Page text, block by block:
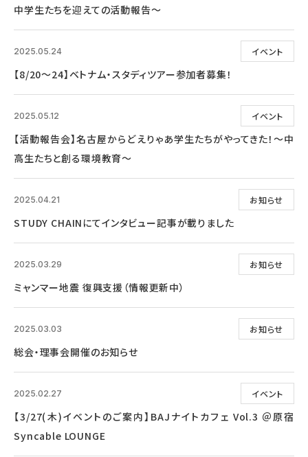
中学生たちを迎えての活動報告～
イベント
2025.05.24
【8/20～24】ベトナム・スタディツアー参加者募集！
イベント
2025.05.12
【活動報告会】名古屋からどえりゃあ学生たちがやってきた！～中
高生たちと創る環境教育～
お知らせ
2025.04.21
STUDY CHAINにてインタビュー記事が載りました
お知らせ
2025.03.29
ミャンマー地震 復興支援（情報更新中）
お知らせ
2025.03.03
総会・理事会開催のお知らせ
イベント
2025.02.27
【3/27(木)イベントのご案内】BAJナイトカフェ Vol.3 ＠原宿
Syncable LOUNGE